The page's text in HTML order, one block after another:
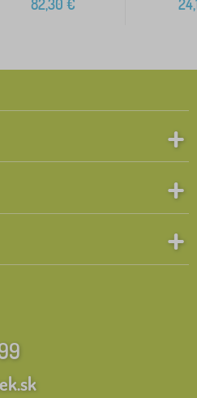
82,30 €